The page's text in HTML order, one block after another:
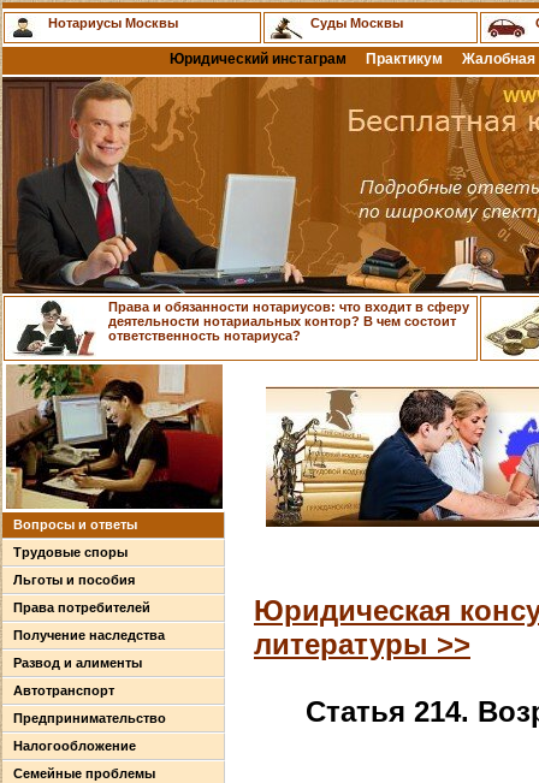
Нотариусы Москвы Суды Москвы
Юридический инстаграм Практикум Жалобная
Права и обязанности нотариусов: что входит в сферу
деятельности нотариальных контор? В чем состоит
ответственность нотариуса?
Вопросы и ответы
Трудовые споры
Льготы и пособия
Права потребителей
Получение наследства
Развод и алименты
Автотранспорт
Предпринимательство
Налогообложение
Семейные проблемы
Юридическая
литературы >>
Статья 214.